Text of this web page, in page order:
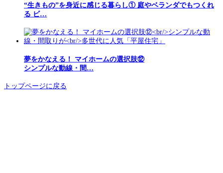
“生きもの”を身近に感じる暮らし① 庭やベランダでもつくれ
る ビ…
夢をかなえる！ マイホームの選択肢⑫
シンプルな動線・間…
トップページに戻る